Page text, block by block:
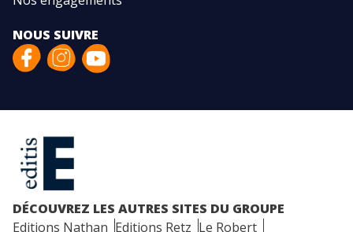
NOUS SUIVRE
DÉCOUVREZ LES AUTRES SITES DU GROUPE
Editions Nathan Editions Retz Le Robert